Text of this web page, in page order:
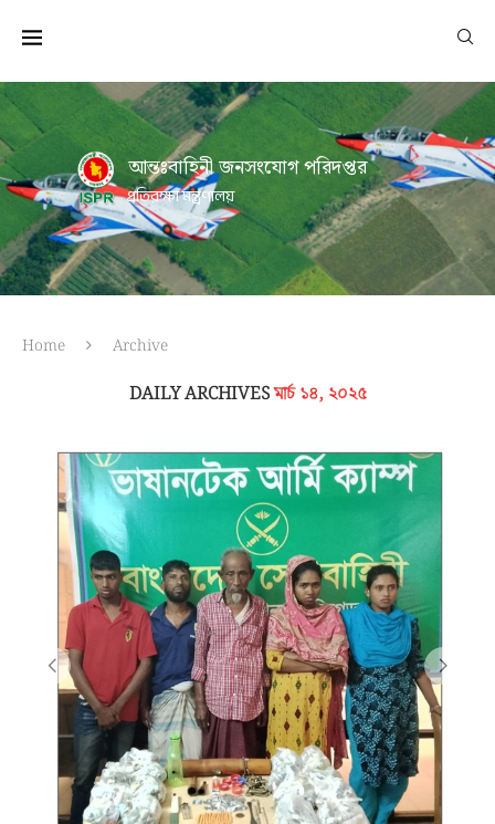
আন্তঃবাহিনী জনসংযোগ পরিদপ্তর
প্রতিরক্ষা মন্ত্রণালয়
Home Archive
DAILY ARCHIVESমার্চ ১৪, ২০২৫